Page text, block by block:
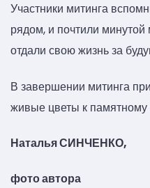
Участники митинга
рядом, и почтили
отдали свою жизнь за
В завершении митинга
живые цветы к памятному
Наталья СИНЧЕНКО,
фото автора